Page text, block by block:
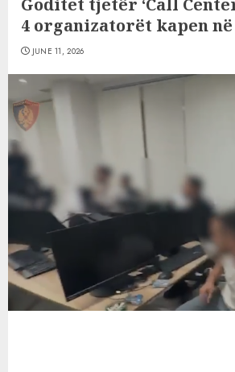
Goditet tjetër ‘Call
4 organizatorët kapen
JUNE 11, 2026